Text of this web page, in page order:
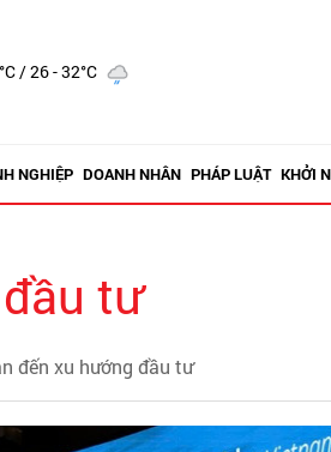
/ 26 - 32°C
NGHIỆP DOANH NHÂN PHÁP LUẬT KHỞI
tư
đến xu hướng đầu tư